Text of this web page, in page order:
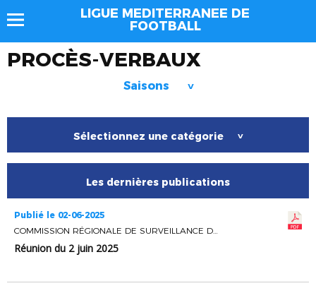
LIGUE MEDITERRANEE DE
FOOTBALL
PROCÈS-VERBAUX
Saisons >
Sélectionnez une catégorie >
Les dernières publications
Publié le 02-06-2025
COMMISSION RÉGIONALE DE SURVEILLANCE DES OPERATIONS ELECTORALES
Réunion du 2 juin 2025